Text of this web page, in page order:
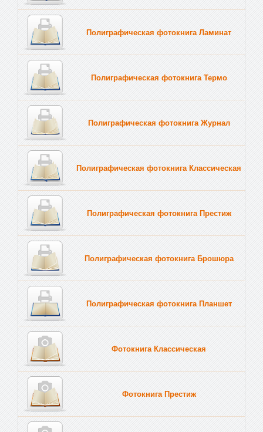
Полиграфическая фотокнига Ламинат
Полиграфическая фотокнига Термо
Полиграфическая фотокнига Журнал
Полиграфическая фотокнига Классическая
Полиграфическая фотокнига Престиж
Полиграфическая фотокнига Брошюра
Полиграфическая фотокнига Планшет
Фотокнига Классическая
Фотокнига Престиж